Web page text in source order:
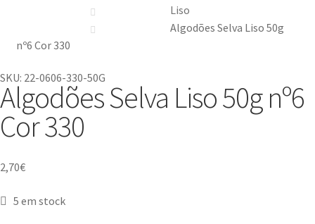
Liso
Algodões Selva Liso 50g
nº6 Cor 330
SKU: 22-0606-330-50G
Algodões Selva Liso 50g nº6
Cor 330
2,70€
5 em stock